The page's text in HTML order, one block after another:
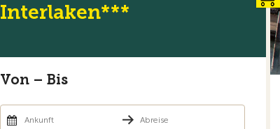
Interlaken***
Von – Bis